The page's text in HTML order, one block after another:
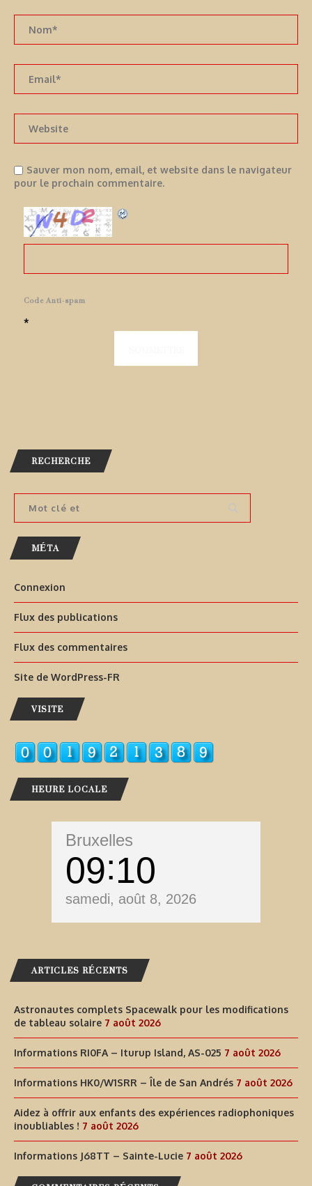
Sauver mon nom, email, et website dans le navigateur
pour le prochain commentaire.
Code Anti-spam
*
RECHERCHE
MÉTA
Connexion
Flux des publications
Flux des commentaires
Site de WordPress-FR
VISITE
HEURE LOCALE
Bruxelles
09 10
samedi, août 8, 2026
ARTICLES RÉCENTS
Astronautes complets Spacewalk pour les modifications
de tableau solaire 7 août 2026
Informations RI0FA – Iturup Island, AS-025 7 août 2026
Informations HK0/W1SRR – Île de San Andrés 7 août 2026
Aidez à offrir aux enfants des expériences radiophoniques
inoubliables ! 7 août 2026
Informations J68TT – Sainte-Lucie 7 août 2026